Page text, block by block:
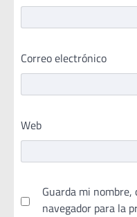
Correo electrónico
Web
Guarda mi
navegador para la